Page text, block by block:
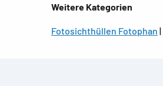
Weitere Kategorien
Fotosichthüllen Fotophan |